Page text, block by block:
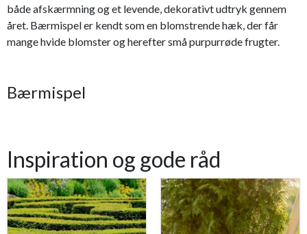
både afskærmning og et levende, dekorativt udtryk gennem
året. Bærmispel er kendt som en blomstrende hæk, der får
mange hvide blomster og herefter små purpurrøde frugter.
Bærmispel
Inspiration og gode råd